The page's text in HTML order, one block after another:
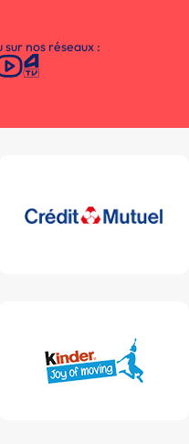
nos réseaux :